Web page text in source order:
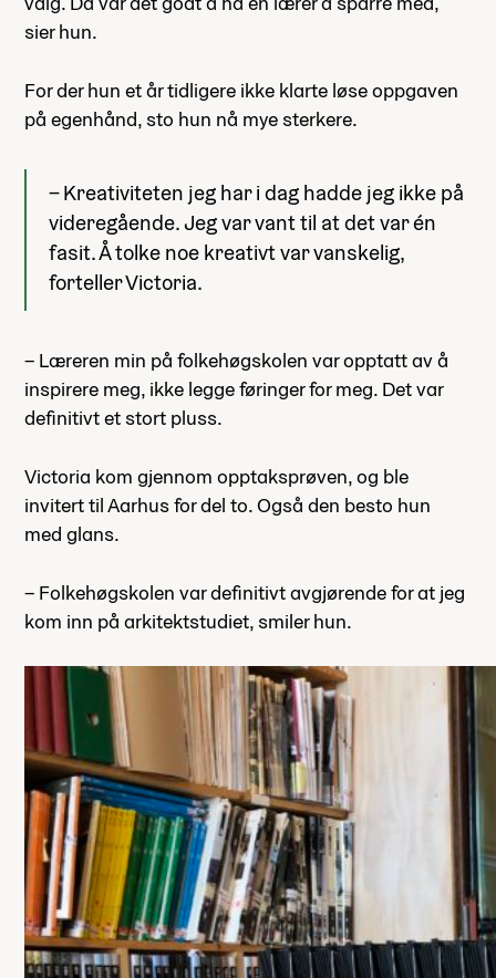
sier hun.
For der hun et år tidligere ikke klarte løse oppgaven
på egenhånd, sto hun nå mye sterkere.
– Kreativiteten jeg har i dag hadde jeg ikke på
videregående. Jeg var vant til at det var én
fasit. Å tolke noe kreativt var vanskelig,
forteller Victoria.
– Læreren min på folkehøgskolen var opptatt av å
inspirere meg, ikke legge føringer for meg. Det var
definitivt et stort pluss.
Victoria kom gjennom opptaksprøven, og ble
invitert til Aarhus for del to. Også den besto hun
med glans.
– Folkehøgskolen var definitivt avgjørende for at jeg
kom inn på arkitektstudiet, smiler hun.